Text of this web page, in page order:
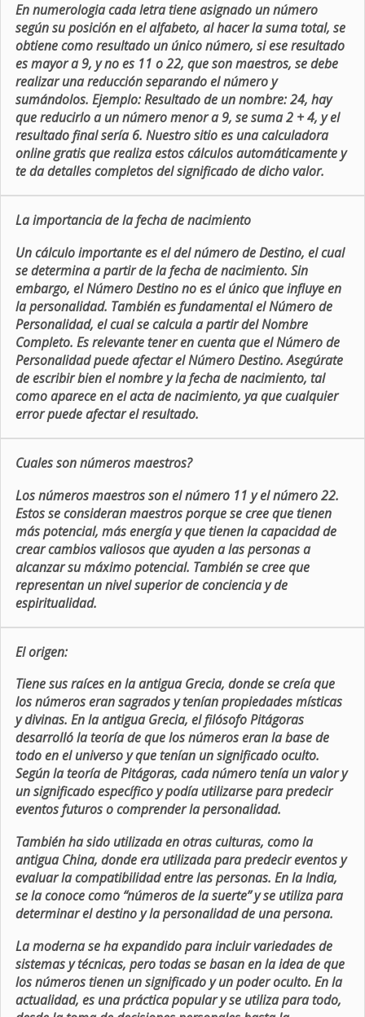
En numerologia cada letra tiene asignado un número
según su posición en el alfabeto, al hacer la suma total, se
obtiene como resultado un único número, si ese resultado
es mayor a 9, y no es 11 o 22, que son maestros, se debe
realizar una reducción separando el número y
sumándolos. Ejemplo: Resultado de un nombre: 24, hay
que reducirlo a un número menor a 9, se suma 2 + 4, y el
resultado final sería 6. Nuestro sitio es una calculadora
online gratis que realiza estos cálculos automáticamente y
te da detalles completos del significado de dicho valor.
La importancia de la fecha de nacimiento
Un cálculo importante es el del número de Destino, el cual
se determina a partir de la fecha de nacimiento. Sin
embargo, el Número Destino no es el único que influye en
la personalidad. También es fundamental el Número de
Personalidad, el cual se calcula a partir del Nombre
Completo. Es relevante tener en cuenta que el Número de
Personalidad puede afectar el Número Destino. Asegúrate
de escribir bien el nombre y la fecha de nacimiento, tal
como aparece en el acta de nacimiento, ya que cualquier
error puede afectar el resultado.
Cuales son números maestros?
Los números maestros son el número 11 y el número 22.
Estos se consideran maestros porque se cree que tienen
más potencial, más energía y que tienen la capacidad de
crear cambios valiosos que ayuden a las personas a
alcanzar su máximo potencial. También se cree que
representan un nivel superior de conciencia y de
espiritualidad.
El origen:
Tiene sus raíces en la antigua Grecia, donde se creía que
los números eran sagrados y tenían propiedades místicas
y divinas. En la antigua Grecia, el filósofo Pitágoras
desarrolló la teoría de que los números eran la base de
todo en el universo y que tenían un significado oculto.
Según la teoría de Pitágoras, cada número tenía un valor y
un significado específico y podía utilizarse para predecir
eventos futuros o comprender la personalidad.
También ha sido utilizada en otras culturas, como la
antigua China, donde era utilizada para predecir eventos y
evaluar la compatibilidad entre las personas. En la India,
se la conoce como “números de la suerte” y se utiliza para
determinar el destino y la personalidad de una persona.
La moderna se ha expandido para incluir variedades de
sistemas y técnicas, pero todas se basan en la idea de que
los números tienen un significado y un poder oculto. En la
actualidad, es una práctica popular y se utiliza para todo,